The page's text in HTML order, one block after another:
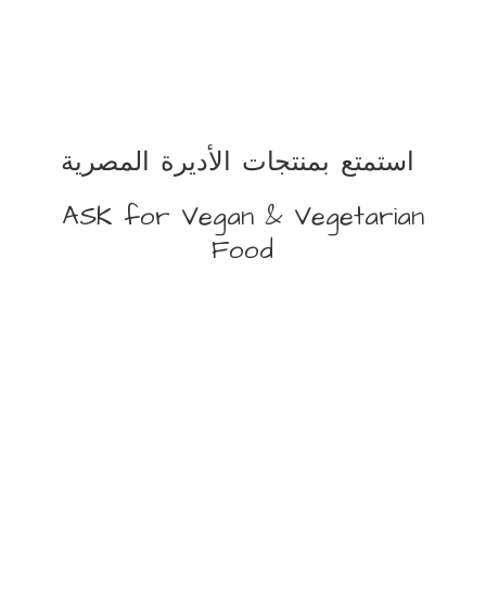
ASK for Vegan & Vegetarian
Food